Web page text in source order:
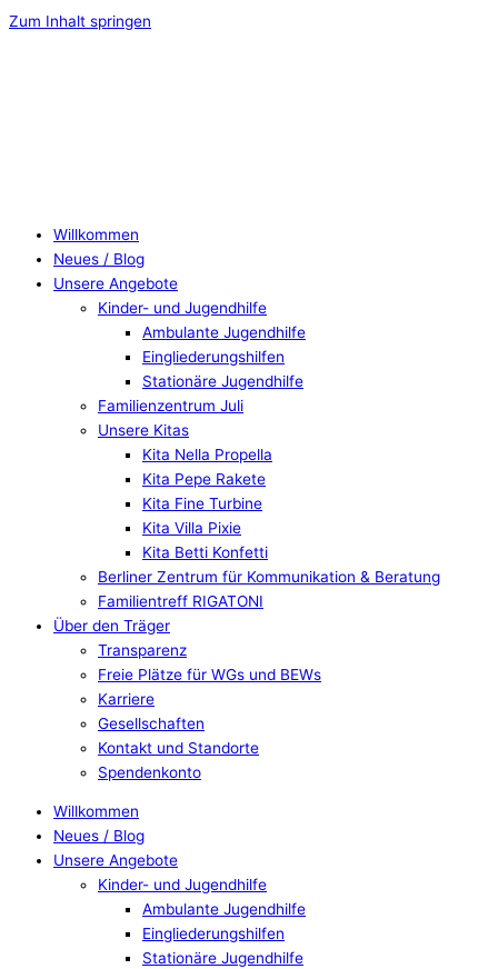
Zum Inhalt springen
Willkommen
Neues / Blog
Unsere Angebote
Kinder- und Jugendhilfe
Ambulante Jugendhilfe
Eingliederungshilfen
Stationäre Jugendhilfe
Familienzentrum Juli
Unsere Kitas
Kita Nella Propella
Kita Pepe Rakete
Kita Fine Turbine
Kita Villa Pixie
Kita Betti Konfetti
Berliner Zentrum für Kommunikation & Beratung
Familientreff RIGATONI
Über den Träger
Transparenz
Freie Plätze für WGs und BEWs
Karriere
Gesellschaften
Kontakt und Standorte
Spendenkonto
Willkommen
Neues / Blog
Unsere Angebote
Kinder- und Jugendhilfe
Ambulante Jugendhilfe
Eingliederungshilfen
Stationäre Jugendhilfe